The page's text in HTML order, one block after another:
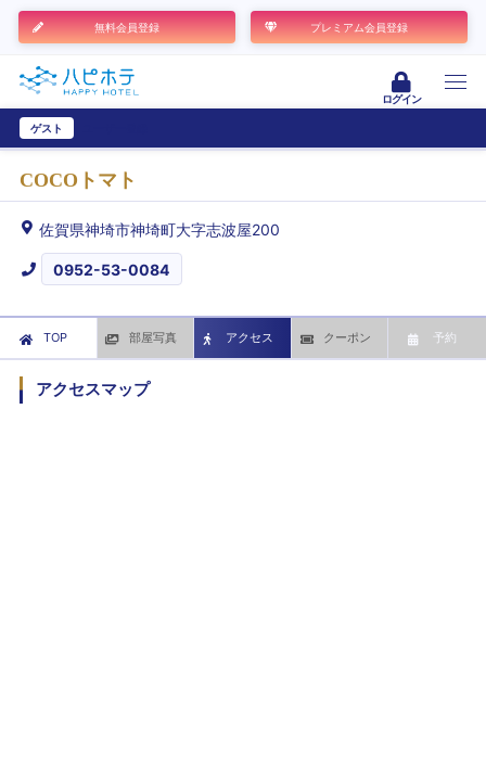
無料会員登録 プレミアム会員登録
ログイン
ゲスト
COCOトマト
佐賀県神埼市神埼町大字志波屋200
0952-53-0084
TOP 部屋写真 アクセス クーポン 予約
アクセスマップ